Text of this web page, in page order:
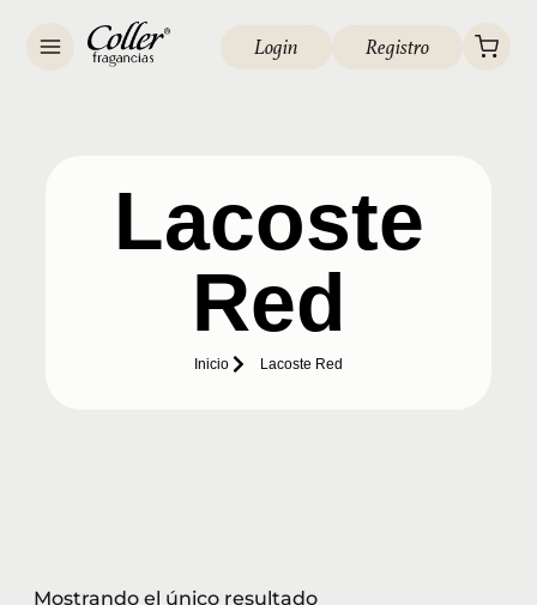
Login Registro
Lacoste
Red
Inicio Lacoste Red
Mostrando el único resultado